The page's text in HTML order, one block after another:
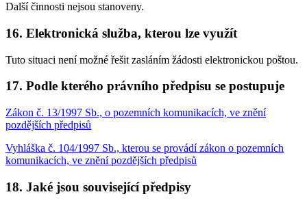
Další činnosti nejsou stanoveny.
16. Elektronická služba, kterou lze využít
Tuto situaci není možné řešit zasláním žádosti elektronickou poštou.
17. Podle kterého právního předpisu se postupuje
Zákon č. 13/1997 Sb., o pozemních komunikacích, ve znění
pozdějších předpisů
Vyhláška č. 104/1997 Sb., kterou se provádí zákon o pozemních
komunikacích, ve znění pozdějších předpisů
18. Jaké jsou související předpisy